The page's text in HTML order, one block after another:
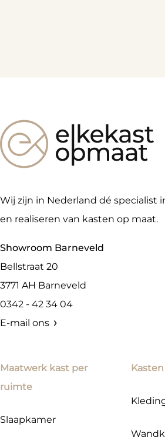
Wij zijn in Nederland dé specialist
en realiseren van kasten op maat.
Showroom Barneveld
Bellstraat 20
3771 AH Barneveld
0342 - 42 34 04
E-mail ons
Maatwerk kast per
ruimte
Slaapkamer
Kasten